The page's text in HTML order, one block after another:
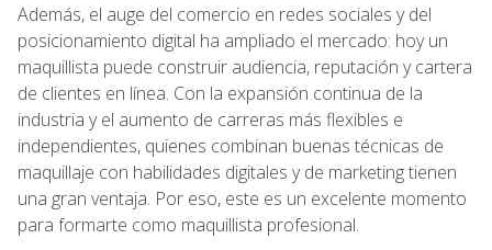
Además, el auge del comercio en redes sociales y del
posicionamiento digital ha ampliado el mercado: hoy un
maquillista puede construir audiencia, reputación y cartera
de clientes en línea. Con la expansión continua de la
industria y el aumento de carreras más flexibles e
independientes, quienes combinan buenas técnicas de
maquillaje con habilidades digitales y de marketing tienen
una gran ventaja. Por eso, este es un excelente momento
para formarte como maquillista profesional.